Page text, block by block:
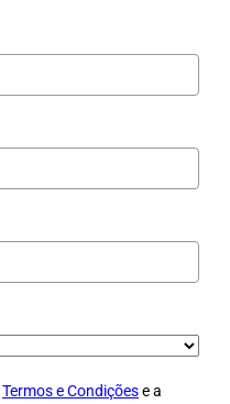
Termos e Condiçõese a